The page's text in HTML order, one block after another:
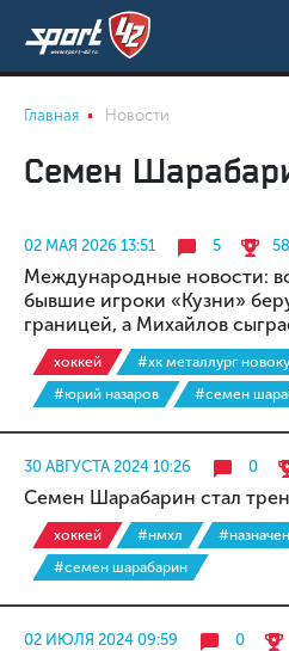
Главная Новости
Семен
02 МАЯ 2026 13:51 5
Международные новости:
бывшие игроки «Кузни»
границей, а Михайлов
хоккей #хк металлург
#юрий назаров
#семен
30 АВГУСТА 2024 10:26 0
Семен Шарабарин стал
хоккей #нмхл
#семен шарабарин
02 ИЮЛЯ 2024 09:59 0